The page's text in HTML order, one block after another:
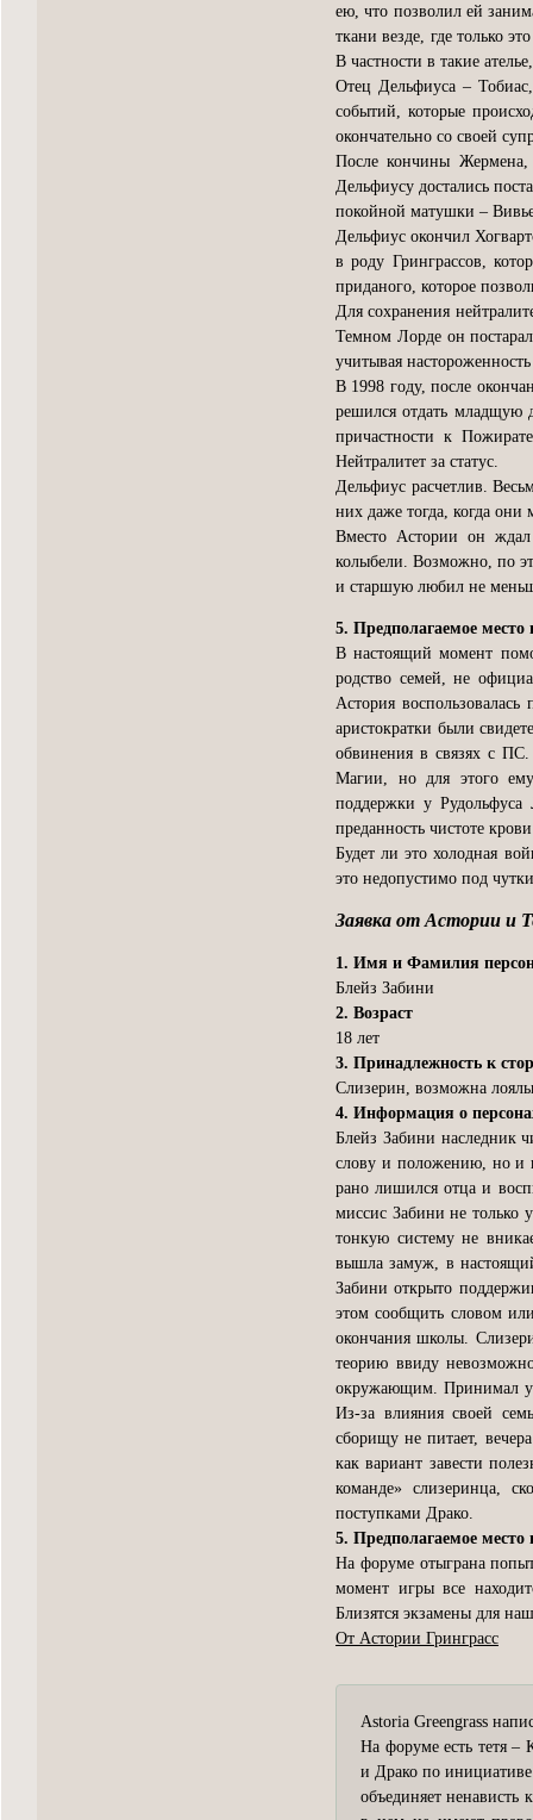
ею, что позволил ей
ткани везде, где только
В частности в такие
Отец Дельфиуса –
событий, которые
окончательно со своей
После кончины Жермена,
Дельфиусу достались
покойной матушки –
Дельфиус окончил
в роду Гринграссов,
приданого, которое
Для сохранения
Темном Лорде он
учитывая
В 1998 году, после
решился отдать младщую
причастности к
Нейтралитет за статус.
Дельфиус расчетлив.
них даже тогда, когда
Вместо Астории он
колыбели. Возможно, по
и старшую любил не
5. Предполагаемое место
В настоящий момент
родство семей, не
Астория
аристократки были
обвинения в связях с ПС.
Магии, но для этого
поддержки у Рудольфуса
преданность чистоте
Будет ли это холодная
это недопустимо под
Заявка от Астории и
1. Имя и Фамилия
Блейз Забини
2. Возраст
18 лет
3. Принадлежность к
Слизерин, возможна
4. Информация о
Блейз Забини наследник
слову и положению, но и
рано лишился отца и
миссис Забини не только
тонкую систему не
вышла замуж, в
Забини открыто
этом сообщить словом
окончания школы.
теорию ввиду
окружающим. Принимал
Из-за влияния своей
сборищу не питает,
как вариант завести
команде» слизеринца,
поступками Драко.
5. Предполагаемое место
На форуме отыграна
момент игры все
Близятся экзамены для
От Астории Гринграсс
Astoria Greengrass
На форуме есть тетя
и Драко по
объединяет